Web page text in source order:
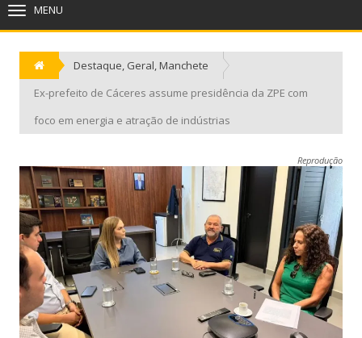
MENU
Destaque, Geral,Manchete
Ex-prefeito de Cáceres assume presidência da ZPE com
foco em energia e atração de indústrias
Reprodução